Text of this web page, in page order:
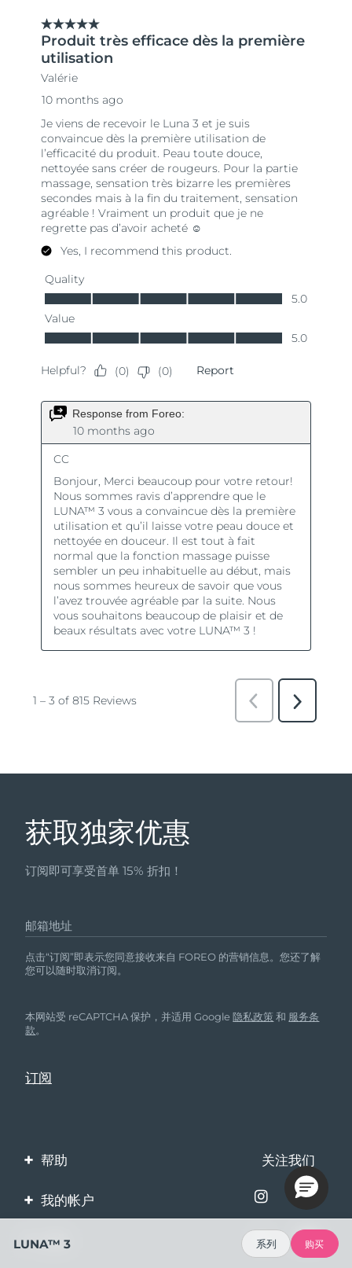
获取独家优惠
订阅即可享受首单 15% 折扣！
邮箱地址
点击“订阅”即表示您同意接收来自 FOREO 的营销信息。您还了解
您可以随时取消订阅。
本网站受 reCAPTCHA 保护，并适用 Google隐私政策 和 服务条
款。
帮助
联系我们
订单与运输
保修与退换货
关注我们
我的帐户
企业
LUNA™ 3 系列 购买